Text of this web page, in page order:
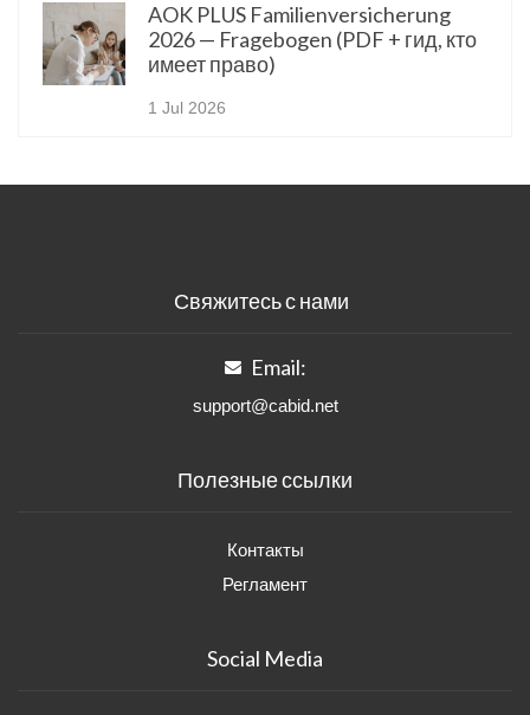
AOK PLUS Familienversicherung
2026 — Fragebogen (PDF + гид, кто
имеет право)
1 Jul 2026
Свяжитесь с нами
Email:
support@cabid.net
Полезные ссылки
Контакты
Регламент
Social Media